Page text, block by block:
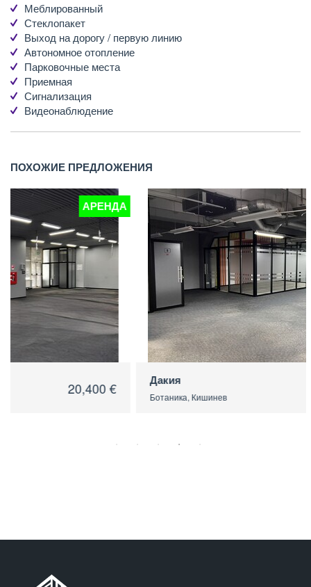
Меблированный
Стеклопакет
Выход на дорогу / первую линию
Автономное отопление
Парковочные места
Приемная
Сигнализация
Видеонаблюдение
ПОХОЖИЕ ПРЕДЛОЖЕНИЯ
АРЕНДА
Ботаника, Кишинев